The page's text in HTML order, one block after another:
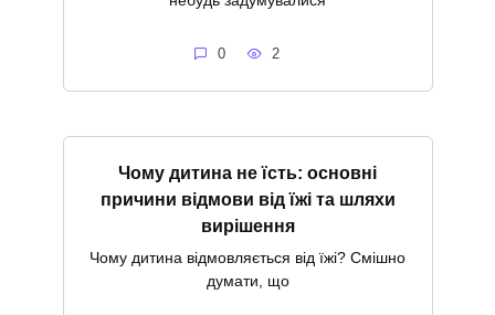
0 2
Чому дитина не їсть: основні
причини відмови від їжі та шляхи
вирішення
Чому дитина відмовляється від їжі? Смішно
думати, що